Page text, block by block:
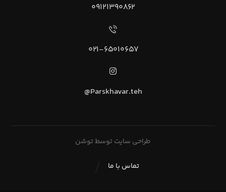
۰۹۱۲۱۳۹۰۸۶۲
۰۲۱-۶۵۰۱۰۶۵۷
Parskhavar.teh@
طراحی سایت توسط توشن
تماس با ما